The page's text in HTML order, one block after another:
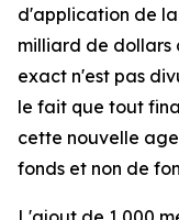
d'application de la
milliard de dollars
exact n'est pas
le fait que tout
cette nouvelle
fonds et non de